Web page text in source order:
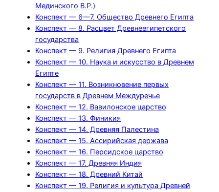
Мединского В.Р.)
Конспект — 6—7. Общество Древнего Египта
Конспект — 8. Расцвет Древнеегипетского
государства
Конспект — 9. Религия Древнего Египта
Конспект — 10. Наука и искусство в Древнем
Египте
Конспект — 11. Возникновение первых
государств в Древнем Междуречье
Конспект — 12. Вавилонское царство
Конспект — 13. Финикия
Конспект — 14. Древняя Палестина
Конспект — 15. Ассирийская держава
Конспект — 16. Персидское царство
Конспект — 17. Древняя Индия
Конспект — 18. Древний Китай
Конспект — 19. Религия и культура Древней